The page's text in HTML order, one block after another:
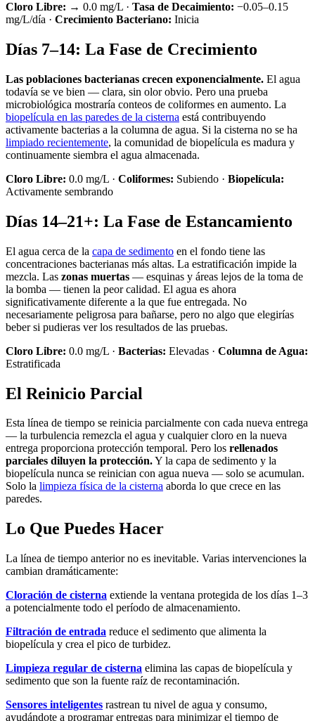
Cloro Libre: → 0.0 mg/L · Tasa de Decaimiento: −0.05–0.15
mg/L/día · Crecimiento Bacteriano: Inicia
Días 7–14: La Fase de Crecimiento
Las poblaciones bacterianas crecen exponencialmente. El agua
todavía se ve bien — clara, sin olor obvio. Pero una prueba
microbiológica mostraría conteos de coliformes en aumento. La
biopelícula en las paredes de la cisterna está contribuyendo
activamente bacterias a la columna de agua. Si la cisterna no se ha
limpiado recientemente, la comunidad de biopelícula es madura y
continuamente siembra el agua almacenada.
Cloro Libre: 0.0 mg/L · Coliformes: Subiendo · Biopelícula:
Activamente sembrando
Días 14–21+: La Fase de Estancamiento
El agua cerca de la capa de sedimento en el fondo tiene las
concentraciones bacterianas más altas. La estratificación impide la
mezcla. Las zonas muertas — esquinas y áreas lejos de la toma de
la bomba — tienen la peor calidad. El agua es ahora
significativamente diferente a la que fue entregada. No
necesariamente peligrosa para bañarse, pero no algo que elegirías
beber si pudieras ver los resultados de las pruebas.
Cloro Libre: 0.0 mg/L · Bacterias: Elevadas · Columna de Agua:
Estratificada
El Reinicio Parcial
Esta línea de tiempo se reinicia parcialmente con cada nueva entrega
— la turbulencia remezcla el agua y cualquier cloro en la nueva
entrega proporciona protección temporal. Pero los rellenados
parciales diluyen la protección.Y la capa de sedimento y la
biopelícula nunca se reinician con agua nueva — solo se acumulan.
Solo la limpieza física de la cisterna aborda lo que crece en las
paredes.
Lo Que Puedes Hacer
La línea de tiempo anterior no es inevitable. Varias intervenciones la
cambian dramáticamente:
Cloración de cisterna extiende la ventana protegida de los días 1–3
a potencialmente todo el período de almacenamiento.
Filtración de entrada reduce el sedimento que alimenta la
biopelícula y crea el pico de turbidez.
Limpieza regular de cisterna elimina las capas de biopelícula y
sedimento que son la fuente raíz de recontaminación.
Sensores inteligentes rastrean tu nivel de agua y consumo,
ayudándote a programar entregas para minimizar el tiempo de